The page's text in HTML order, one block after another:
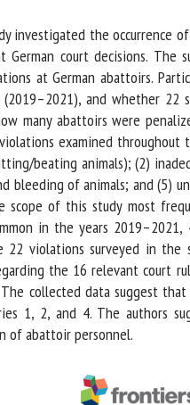
investigated the occurrence
German court decisions.
at German abattoirs.
and whether
many abattoirs were
examined
beating animals); (2)
bleeding of animals; and (5)
of this study most
in the years
violations surveyed in
the 16 relevant court
collected data suggest
1, 2, and 4. The authors
abattoir personnel.